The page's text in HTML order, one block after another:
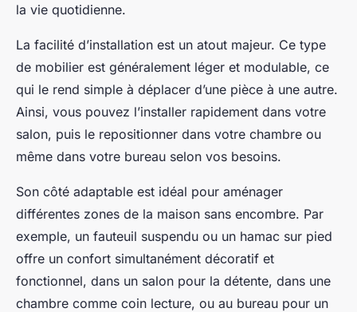
la vie quotidienne.
La facilité d’installation est un atout majeur. Ce type
de mobilier est généralement léger et modulable, ce
qui le rend simple à déplacer d’une pièce à une autre.
Ainsi, vous pouvez l’installer rapidement dans votre
salon, puis le repositionner dans votre chambre ou
même dans votre bureau selon vos besoins.
Son côté adaptable est idéal pour aménager
différentes zones de la maison sans encombre. Par
exemple, un fauteuil suspendu ou un hamac sur pied
offre un confort simultanément décoratif et
fonctionnel, dans un salon pour la détente, dans une
chambre comme coin lecture, ou au bureau pour un